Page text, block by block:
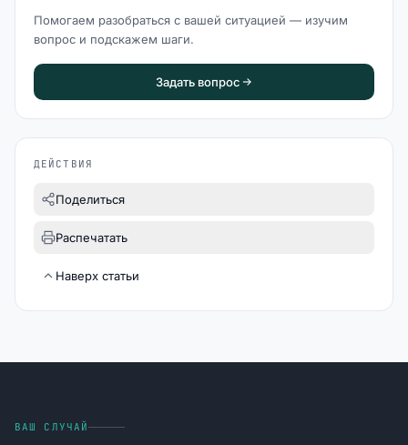
Помогаем разобраться с вашей ситуацией — изучим
вопрос и подскажем шаги.
Задать вопрос
ДЕЙСТВИЯ
Поделиться
Распечатать
Наверх статьи
ВАШ СЛУЧАЙ